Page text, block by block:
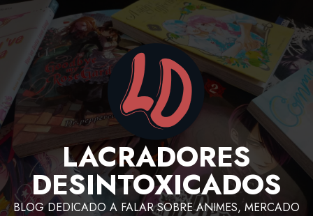
LACRADORES
DESINTOXICADOS
BLOG DEDICADO A FALAR SOBRE ANIMES, MERCADO